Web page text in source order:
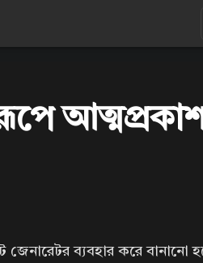
ব্যবহার করে বানানো